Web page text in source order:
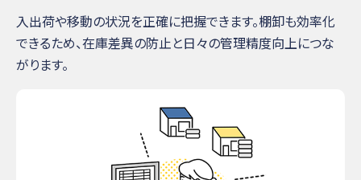
入出荷や移動の状況を正確に把握できます。棚卸も効率化
できるため、在庫差異の防止と日々の管理精度向上につな
がります。